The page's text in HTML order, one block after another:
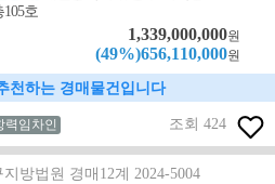
105호
1,339,000,000원
(49%)656,110,000원
천하는 경매물건입니다
력임차인 조회 424
지방법원 경매12계 2024-5004